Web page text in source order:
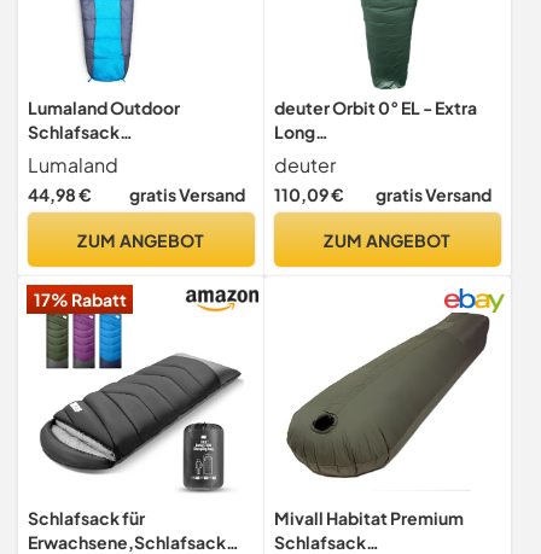
Lumaland Outdoor
Schlafsack
Mumienschlafsack, 230 x
80 cm, inklusive Packsack,
50 x 25 cm gepackt türkis
Lumaland
44,98 € gratis Versand
ZUM ANGEBOT
deuter Orbit 0° EL - Extra
Long
Kunstfaserschlafsack,ivy-
Ink,Right Zip
deuter
110,09 € gratis Versand
ZUM ANGEBOT
17% Rabatt
Schlafsack für
Erwachsene,Schlafsack
Mivall Habitat Premium
Schlafsack